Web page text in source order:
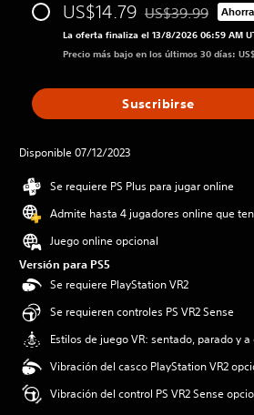
US$14.79 Rebajado del
US$39.99
La oferta finaliza el 13/8/2026 06:59 AM
Precio más bajo en los últimos 30 días:
Suscribirse
Disponible 07/12/2023
Se requiere PS Plus para jugar online
Admite hasta 4 jugadores online que
Juego online opcional
Versión para PS5
Se requiere PlayStation VR2
Se requieren controles PS VR2 Sense
Estilos de juego VR: sentado, parado y
Vibración del casco PlayStation VR2
Vibración del control PS VR2 Sense